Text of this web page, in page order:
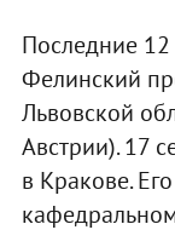
Последние
Фелинский
Львовской
Австрии). 17
в Кракове.